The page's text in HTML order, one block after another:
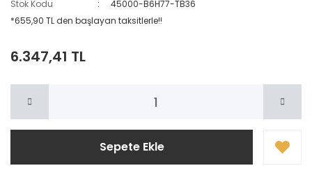
Stok Kodu
45000-B6H77-TB36
*655,90 TL den başlayan taksitlerle!!
6.347,41 TL
Sepete Ekle